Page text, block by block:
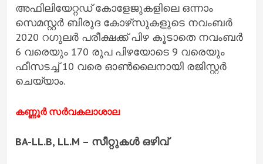
അഫിലിയേറ്റഡ് കോളേജുകളിലെ ഒന്നാം
സെമസ്റ്റര്‍ ബിരുദ കോഴ്‌സുകളുടെ നവംബര്‍
2020 റഗുലര്‍ പരീക്ഷക്ക് പിഴ കൂടാതെ നവംബര്‍
6 വരെയും 170 രൂപ പിഴയോടെ 9 വരെയും
ഫീസടച്ച് 10 വരെ ഓണ്‍ലൈനായി രജിസ്റ്റര്‍
ചെയ്യാം.
കണ്ണൂർ സർവകലാശാല
BA-LL.B, LL.M – സീറ്റുകൾ ഒഴിവ്